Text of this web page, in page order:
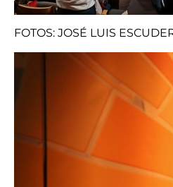
FOTOS: JOSÉ LUIS